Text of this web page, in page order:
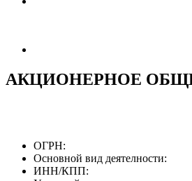
АКЦИОНЕРНОЕ
ОГРН:
Основной вид деятелности:
ИНН/КПП: